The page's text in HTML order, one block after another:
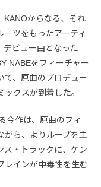
KANOからなる、それ
ツをもったアーティ
デビュー曲となった
NABEをフィーチャー
て、原曲のプロデュー
クスが到着した。
今作は、原曲のフィ
がら、よりループを主
ス・トラックに、ケン
レインが中毒性を生む